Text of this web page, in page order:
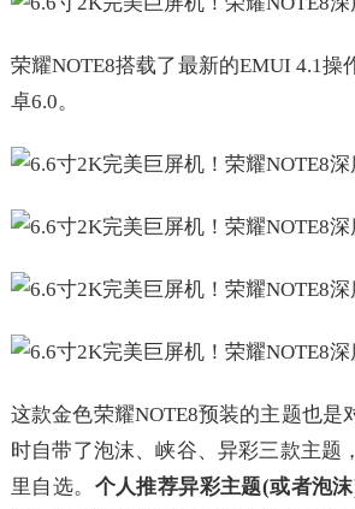
荣耀NOTE8搭载了最新的EMUI 4.1操
卓6.0。
这款金色荣耀NOTE8预装的主题也是
时自带了泡沫、峡谷、异彩三款主题
里自选。 个人推荐异彩主题(或者泡